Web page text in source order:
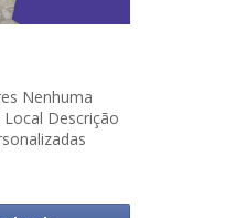
Nenhuma
Descrição